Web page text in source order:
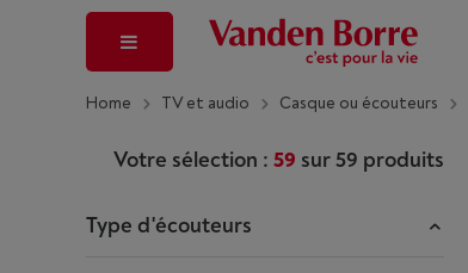
Home TV et audio Casque ou écouteurs
Votre sélection : 59 sur59 produits
Type d'écouteurs